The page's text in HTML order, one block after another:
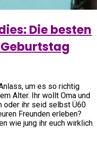
Die besten
um es so richtig
Alter. Ihr wollt Oma und
oder ihr seid selbst Ü60
Freunden erleben?
wie jung ihr euch wirklich